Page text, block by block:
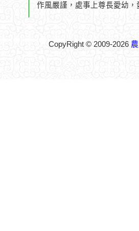
作風嚴謹，處事上尊長愛幼，
CopyRight © 2009-2026